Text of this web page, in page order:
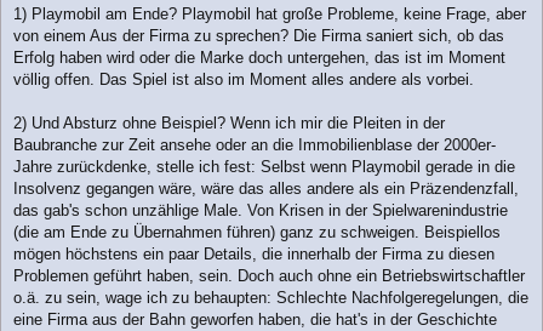
1) Playmobil am Ende? Playmobil hat große Probleme, keine Frage, aber
von einem Aus der Firma zu sprechen? Die Firma saniert sich, ob das
Erfolg haben wird oder die Marke doch untergehen, das ist im Moment
völlig offen. Das Spiel ist also im Moment alles andere als vorbei.
2) Und Absturz ohne Beispiel? Wenn ich mir die Pleiten in der
Baubranche zur Zeit ansehe oder an die Immobilienblase der 2000er-
Jahre zurückdenke, stelle ich fest: Selbst wenn Playmobil gerade in die
Insolvenz gegangen wäre, wäre das alles andere als ein Präzendenzfall,
das gab's schon unzählige Male. Von Krisen in der Spielwarenindustrie
(die am Ende zu Übernahmen führen) ganz zu schweigen. Beispiellos
mögen höchstens ein paar Details, die innerhalb der Firma zu diesen
Problemen geführt haben, sein. Doch auch ohne ein Betriebswirtschaftler
o.ä. zu sein, wage ich zu behaupten: Schlechte Nachfolgeregelungen, die
eine Firma aus der Bahn geworfen haben, die hat's in der Geschichte